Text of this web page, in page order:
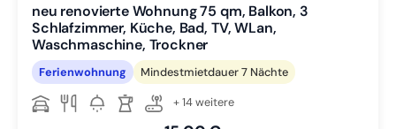
neu renovierte Wohnung 75 qm, Balkon, 3
Schlafzimmer, Küche, Bad, TV, WLan,
Waschmaschine, Trockner
Ferienwohnung Mindestmietdauer 7 Nächte
+ 14 weitere